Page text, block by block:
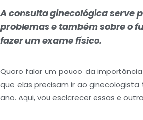
A consulta ginecológica serve
problemas e também sobre o
fazer um exame físico.
Quero falar um pouco da
que elas precisam ir ao
ano. Aqui, vou esclarecer essas e